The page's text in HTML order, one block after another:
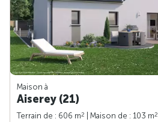
Maison à
Aiserey (21)
Terrain de : 606 m2 | Maison de : 103 m2